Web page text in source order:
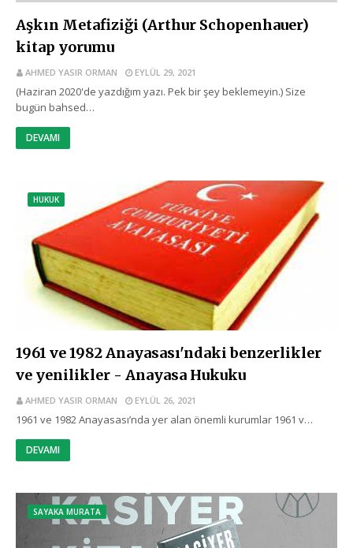
Aşkın Metafiziği (Arthur Schopenhauer)
kitap yorumu
AHMED YASIR ORMAN EYLÜL 29, 2021
(Haziran 2020'de yazdığım yazı. Pek bir şey beklemeyin.) Size
bugün bahsed…
DEVAMI
HUKUK
1961 ve 1982 Anayasası'ndaki benzerlikler
ve yenilikler - Anayasa Hukuku
AHMED YASIR ORMAN EYLÜL 26, 2021
1961 ve 1982 Anayasası’nda yer alan önemli kurumlar 1961 v…
DEVAMI
SAYAKA MURATA